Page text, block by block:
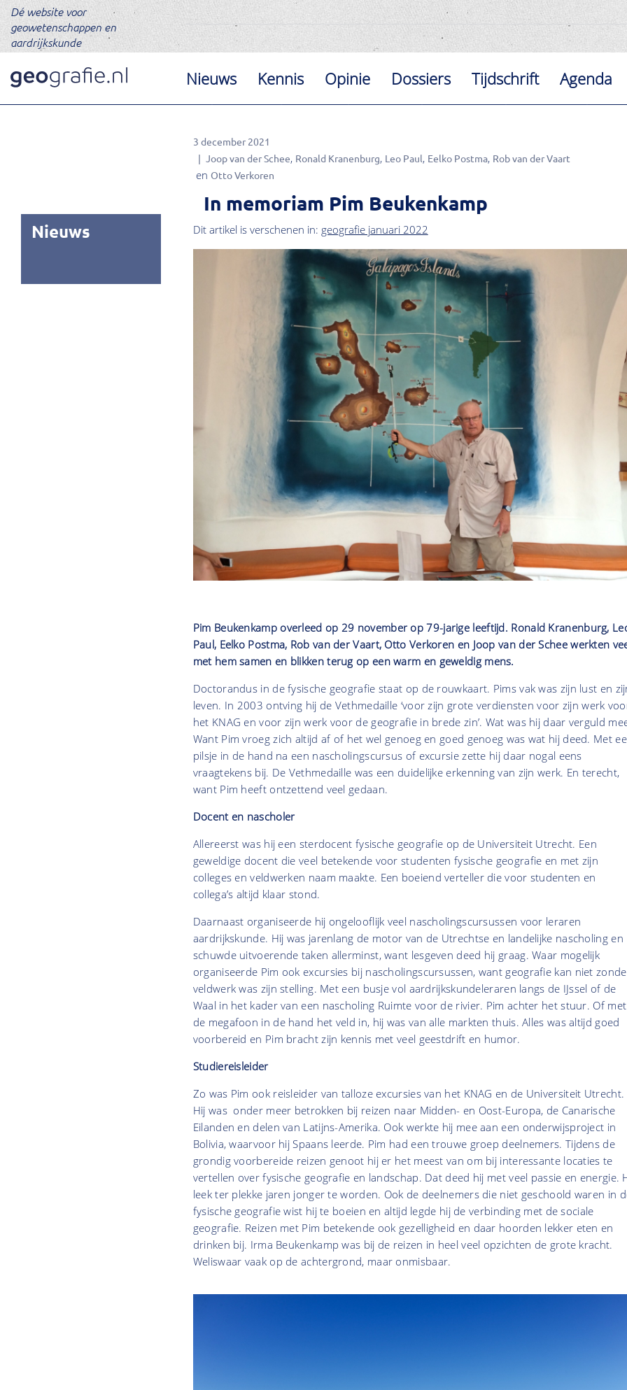
Dé website voor
geowetenschappen en
aardrijkskunde
Nieuws Kennis Opinie Dossiers Tijdschrift Agenda
3 december 2021
Joop van der Schee Ronald Kranenburg Leo Paul Eelko Postma Rob van der Vaart
Otto Verkoren
In memoriam Pim Beukenkamp
Dit artikel is verschenen in: geografie januari 2022
Nieuws
Pim Beukenkamp overleed op 29 november op 79-jarige leeftijd. Ronald Kranenburg,
Paul, Eelko Postma, Rob van der Vaart, Otto Verkoren en Joop van der Schee werkten
met hem samen en blikken terug op een warm en geweldig mens.
Doctorandus in de fysische geografie staat op de rouwkaart. Pims vak was zijn lust en
leven. In 2003 ontving hij de Vethmedaille ‘voor zijn grote verdiensten voor zijn werk
het KNAG en voor zijn werk voor de geografie in brede zin’. Wat was hij daar verguld
Want Pim vroeg zich altijd af of het wel genoeg en goed genoeg was wat hij deed. Met
pilsje in de hand na een nascholingscursus of excursie zette hij daar nogal eens
vraagtekens bij. De Vethmedaille was een duidelijke erkenning van zijn werk. En terecht,
want Pim heeft ontzettend veel gedaan.
Docent en nascholer
Allereerst was hij een sterdocent fysische geografie op de Universiteit Utrecht. Een
geweldige docent die veel betekende voor studenten fysische geografie en met zijn
colleges en veldwerken naam maakte. Een boeiend verteller die voor studenten en
collega’s altijd klaar stond.
Daarnaast organiseerde hij ongelooflijk veel nascholingscursussen voor leraren
aardrijkskunde. Hij was jarenlang de motor van de Utrechtse en landelijke nascholing en
schuwde uitvoerende taken allerminst, want lesgeven deed hij graag. Waar mogelijk
organiseerde Pim ook excursies bij nascholingscursussen, want geografie kan niet
veldwerk was zijn stelling. Met een busje vol aardrijkskundeleraren langs de IJssel of de
Waal in het kader van een nascholing Ruimte voor de rivier. Pim achter het stuur. Of met
de megafoon in de hand het veld in, hij was van alle markten thuis. Alles was altijd goed
voorbereid en Pim bracht zijn kennis met veel geestdrift en humor.
Studiereisleider
Zo was Pim ook reisleider van talloze excursies van het KNAG en de Universiteit Utrecht.
Hij was onder meer betrokken bij reizen naar Midden- en Oost-Europa, de Canarische
Eilanden en delen van Latijns-Amerika. Ook werkte hij mee aan een onderwijsproject in
Bolivia, waarvoor hij Spaans leerde. Pim had een trouwe groep deelnemers. Tijdens de
grondig voorbereide reizen genoot hij er het meest van om bij interessante locaties te
vertellen over fysische geografie en landschap. Dat deed hij met veel passie en energie.
leek ter plekke jaren jonger te worden. Ook de deelnemers die niet geschoold waren in
fysische geografie wist hij te boeien en altijd legde hij de verbinding met de sociale
geografie. Reizen met Pim betekende ook gezelligheid en daar hoorden lekker eten en
drinken bij. Irma Beukenkamp was bij de reizen in heel veel opzichten de grote kracht.
Weliswaar vaak op de achtergrond, maar onmisbaar.